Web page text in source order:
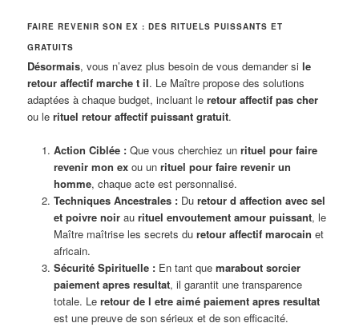
FAIRE REVENIR SON EX : DES RITUELS PUISSANTS ET
GRATUITS
Désormais, vous n’avez plus besoin de vous demander sile
retour affectif marche t il. Le Maître propose des solutions
adaptées à chaque budget, incluant leretour affectif pas cher
ou lerituel retour affectif puissant gratuit.
Action Ciblée :Que vous cherchiez un rituel pour faire
revenir mon exou un rituel pour faire revenir un
homme, chaque acte est personnalisé.
Techniques Ancestrales :Du retour d affection avec sel
et poivre noirau rituel envoutement amour puissant, le
Maître maîtrise les secrets du retour affectif marocain et
africain.
Sécurité Spirituelle :En tant que marabout sorcier
paiement apres resultat, il garantit une transparence
totale. Le retour de l etre aimé paiement apres resultat
est une preuve de son sérieux et de son efficacité.